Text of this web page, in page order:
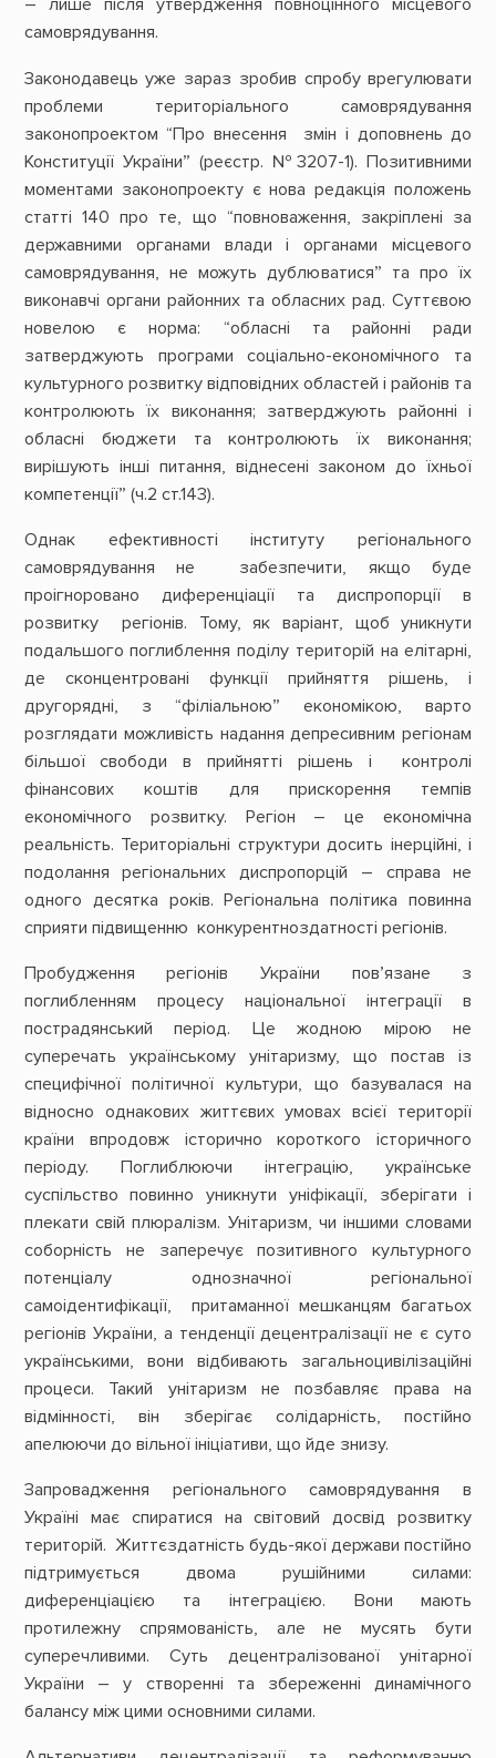
– лише після утвердження повноцінного місцевого
самоврядування.
Законодавець уже зараз зробив спробу врегулювати
проблеми територіального самоврядування
законопроектом “Про внесення змін і доповнень до
Конституції України” (реєстр. №3207-1). Позитивними
моментами законопроекту є нова редакція положень
статті 140 про те, що “повноваження, закріплені за
державними органами влади і органами місцевого
самоврядування, не можуть дублюватися” та про їх
виконавчі органи районних та обласних рад. Суттєвою
новелою є норма: “обласні та районні ради
затверджують програми соціально-економічного та
культурного розвитку відповідних областей і районів та
контролюють їх виконання; затверджують районні і
обласні бюджети та контролюють їх виконання;
вирішують інші питання, віднесені законом до їхньої
компетенції” (ч.2 ст.143).
Однак ефективності інституту регіонального
самоврядування не забезпечити, якщо буде
проігноровано диференціації та диспропорції в
розвитку регіонів. Тому, як варіант, щоб уникнути
подальшого поглиблення поділу територій на елітарні,
де сконцентровані функції прийняття рішень, і
другорядні, з “філіальною” економікою, варто
розглядати можливість надання депресивним регіонам
більшої свободи в прийнятті рішень і контролі
фінансових коштів для прискорення темпів
економічного розвитку. Регіон – це економічна
реальність. Територіальні структури досить інерційні, і
подолання регіональних диспропорцій – справа не
одного десятка років. Регіональна політика повинна
сприяти підвищенню конкурентноздатності регіонів.
Пробудження регіонів України пов’язане з
поглибленням процесу національної інтеграції в
пострадянський період. Це жодною мірою не
суперечать українському унітаризму, що постав із
специфічної політичної культури, що базувалася на
відносно однакових життєвих умовах всієї території
країни впродовж історично короткого історичного
періоду. Поглиблюючи інтеграцію, українське
суспільство повинно уникнути уніфікації, зберігати і
плекати свій плюралізм. Унітаризм, чи іншими словами
соборність не заперечує позитивного культурного
потенціалу однозначної регіональної
самоідентифікації, притаманної мешканцям багатьох
регіонів України, а тенденції децентралізації не є суто
українськими, вони відбивають загальноцивілізаційні
процеси. Такий унітаризм не позбавляє права на
відмінності, він зберігає солідарність, постійно
апелюючи до вільної ініціативи, що йде знизу.
Запровадження регіонального самоврядування в
Україні має спиратися на світовий досвід розвитку
територій. Життєздатність будь-якої держави постійно
підтримується двома рушійними силами:
диференціацією та інтеграцією. Вони мають
протилежну спрямованість, але не мусять бути
суперечливими. Суть децентралізованої унітарної
України – у створенні та збереженні динамічного
балансу між цими основними силами.